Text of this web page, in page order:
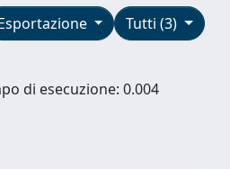
Tutti (3)
di esecuzione: 0.004